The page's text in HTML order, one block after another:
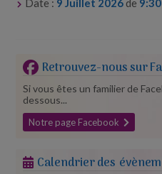
Date : 9 Juillet 2026de 9:30
Retrouvez-nous sur
Si vous êtes un familier de
dessous...
Notre page Facebook
Calendrier des